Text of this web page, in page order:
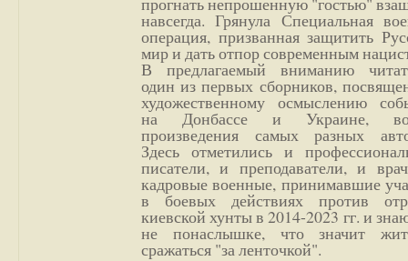
навсегда. Грянула Специальная
операция, призванная защитить
мир и дать отпор современным
В предлагаемый вниманию
один из первых сборников,
художественному осмыслению
на Донбассе и Украине,
произведения самых разных
Здесь отметились и
писатели, и преподаватели, и
кадровые военные, принимавшие
в боевых действиях против
киевской хунты в 2014-2023 гг. и
не понаслышке, что значит
сражаться "за ленточкой".